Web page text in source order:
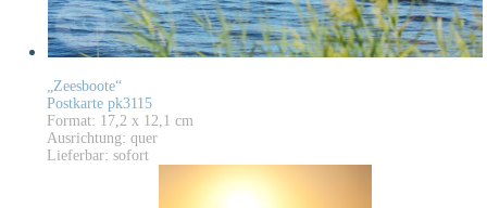
„Zeesboote“
Postkarte pk3115
Format: 17,2 x 12,1 cm
Ausrichtung: quer
Lieferbar: sofort